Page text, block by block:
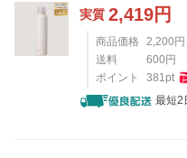
実質 2,419円
商品価格 2,200 円
送料
600 円
ポイント
381pt
最短2